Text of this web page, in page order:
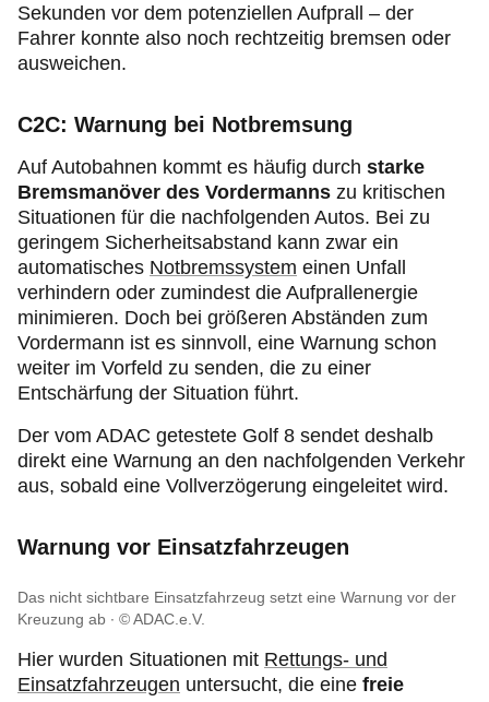
Sekunden vor dem potenziellen Aufprall – der
Fahrer konnte also noch rechtzeitig bremsen oder
ausweichen.
C2C: Warnung bei Notbremsung
Auf Autobahnen kommt es häufig durch starke
Bremsmanöver des Vordermanns zu kritischen
Situationen für die nachfolgenden Autos. Bei zu
geringem Sicherheitsabstand kann zwar ein
automatisches Notbremssystem einen Unfall
verhindern oder zumindest die Aufprallenergie
minimieren. Doch bei größeren Abständen zum
Vordermann ist es sinnvoll, eine Warnung schon
weiter im Vorfeld zu senden, die zu einer
Entschärfung der Situation führt.
Der vom ADAC getestete Golf 8 sendet deshalb
direkt eine Warnung an den nachfolgenden Verkehr
aus, sobald eine Vollverzögerung eingeleitet wird.
Warnung vor Einsatzfahrzeugen
Das nicht sichtbare Einsatzfahrzeug setzt eine Warnung vor der
Kreuzung ab
© ADAC.e.V.
Hier wurden Situationen mit Rettungs- und
Einsatzfahrzeugen untersucht, die eine freie